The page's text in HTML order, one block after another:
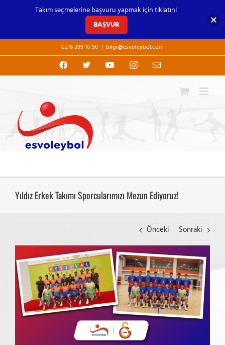
to
0216 399 10 50 | bilgi@esvoleybol.com
Facebook
X YouTubeInstagram
E-
Yıldız Erkek Takımı Sporcularımızı Mezun Ediyoruz!
Önceki
Sonraki
Larger
Image
Takım seçmelerine başvuru yapmak için tıklatın!
BAŞVUR